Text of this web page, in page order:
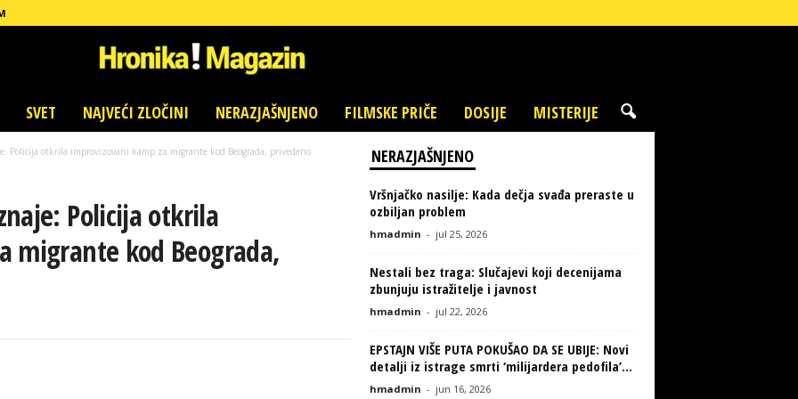
SVET NAJVEĆI ZLOČINI NERAZJAŠNJENO FILMSKE PRIČE DOSIJE MISTERIJE
Policija otkrila improvizovani kamp za migrante kod Beograda, privedeno
Policija otkrila
migrante kod Beograda,
NERAZJAŠNJENO
Vršnjačko nasilje: Kada dečja svađa preraste u
ozbiljan problem
hmadmin - jul 25, 2026
Nestali bez traga: Slučajevi koji decenijama
zbunjuju istražitelje i javnost
hmadmin - jul 22, 2026
EPSTAJN VIŠE PUTA POKUŠAO DA SE UBIJE: Novi
detalji iz istrage smrti ‘milijardera pedofila’...
hmadmin - jun 16, 2026